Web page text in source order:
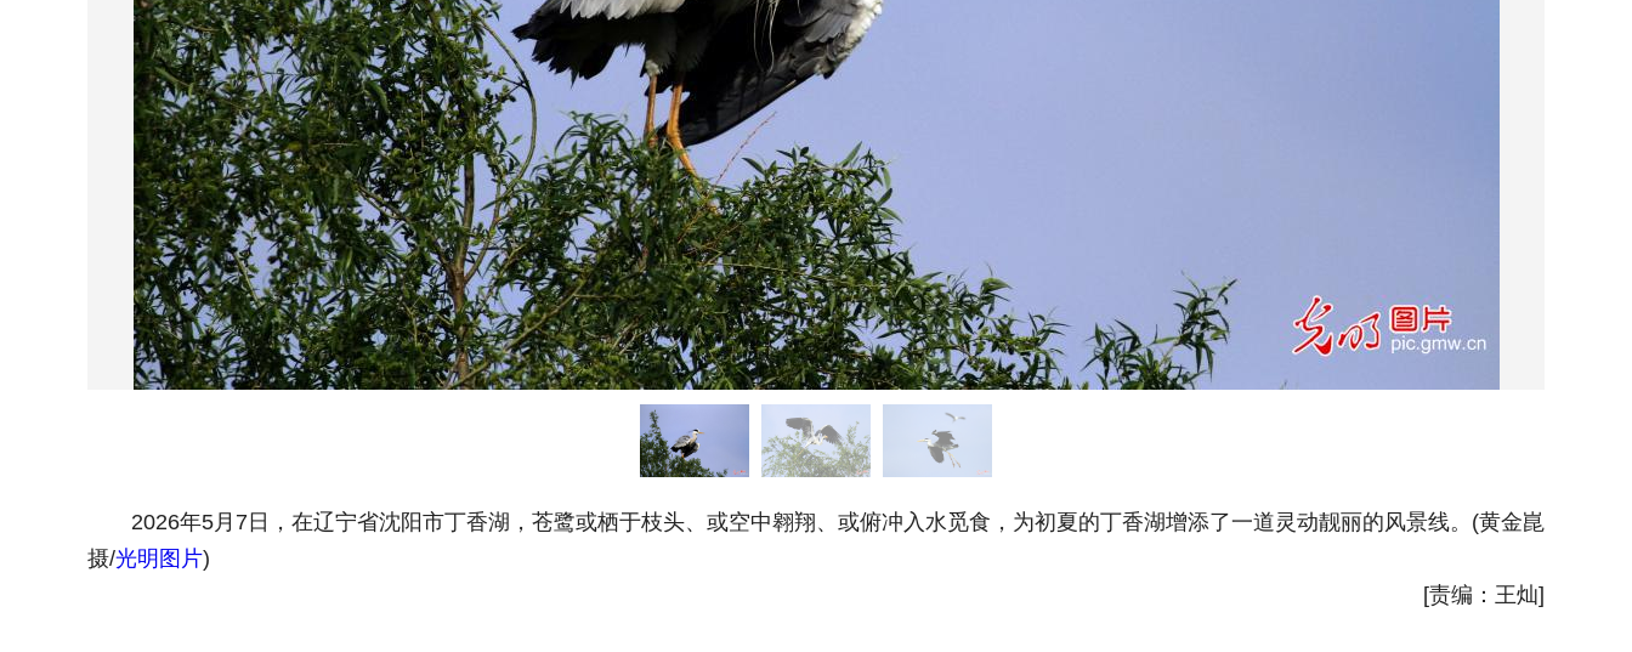
2026年5月7日，在辽宁省沈阳市丁香湖，苍鹭或栖于枝头、或空中翱翔、或俯冲入水觅食，为初夏的丁香湖增添了一道灵动靓丽的风景线。(黄金崑
摄/光明图片)
[责编：王灿]